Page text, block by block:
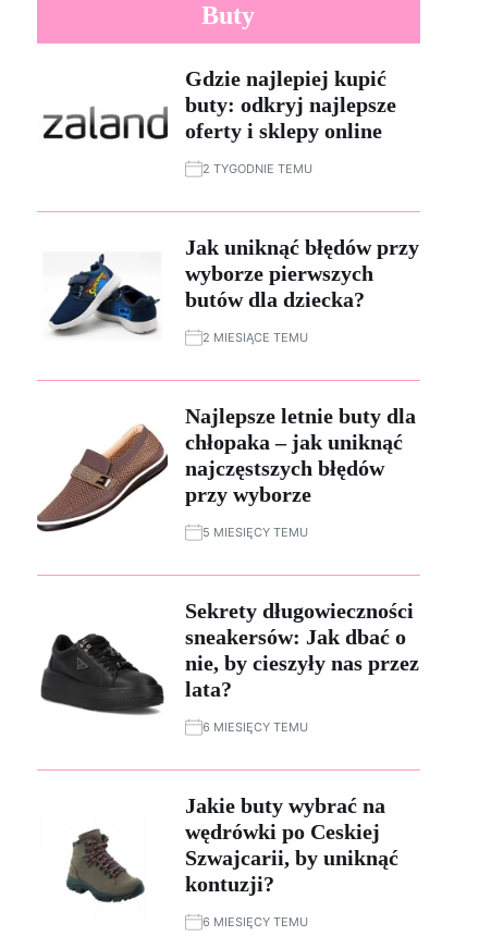
Buty
Gdzie najlepiej kupić
buty: odkryj najlepsze
oferty i sklepy online
2 TYGODNIE TEMU
Jak uniknąć błędów przy
wyborze pierwszych
butów dla dziecka?
2 MIESIĄCE TEMU
Najlepsze letnie buty dla
chłopaka – jak uniknąć
najczęstszych błędów
przy wyborze
5 MIESIĘCY TEMU
Sekrety długowieczności
sneakersów: Jak dbać o
nie, by cieszyły nas przez
lata?
6 MIESIĘCY TEMU
Jakie buty wybrać na
wędrówki po Ceskiej
Szwajcarii, by uniknąć
kontuzji?
6 MIESIĘCY TEMU